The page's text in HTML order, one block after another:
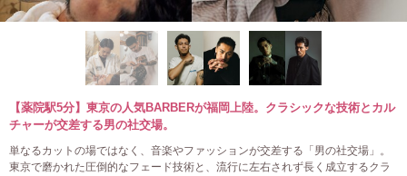
【薬院駅5分】東京の人気BARBERが福岡上陸。クラシックな技術とカル
チャーが交差する男の社交場。
単なるカットの場ではなく、音楽やファッションが交差する「男の社交場」。
東京で磨かれた圧倒的なフェード技術と、流行に左右されず長く成立するクラ